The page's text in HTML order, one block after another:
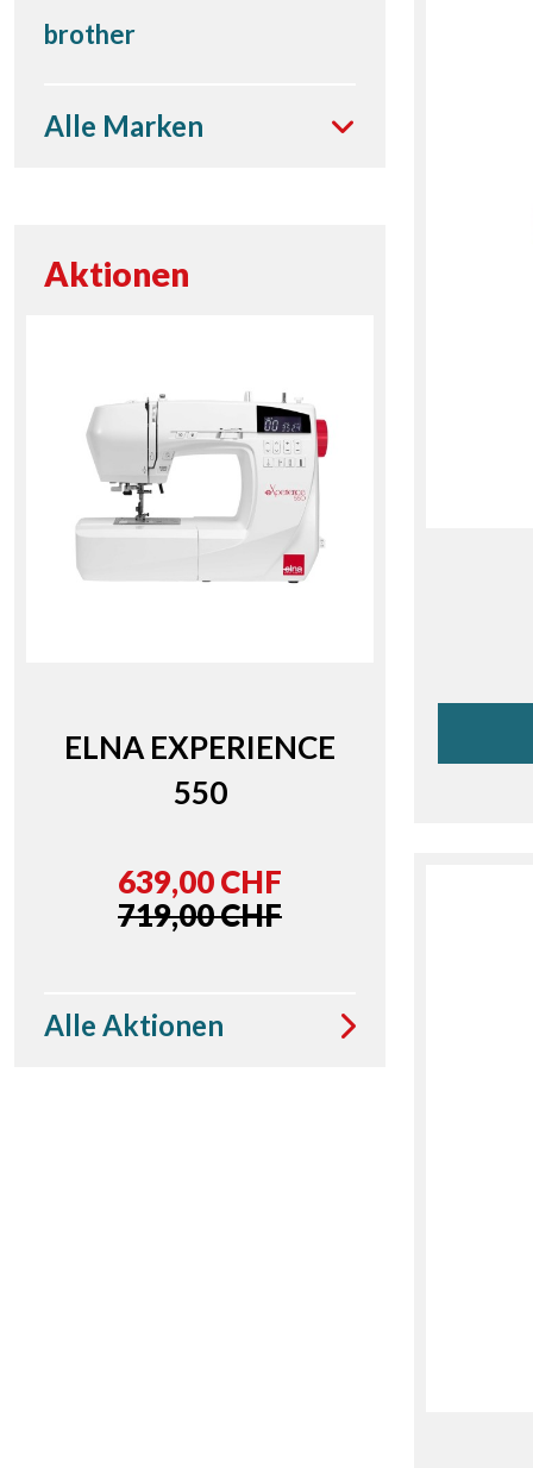
brother
Alle Marken
Aktionen
ELNA EXPERIENCE
550
639,00 CHF
719,00 CHF
Alle Aktionen